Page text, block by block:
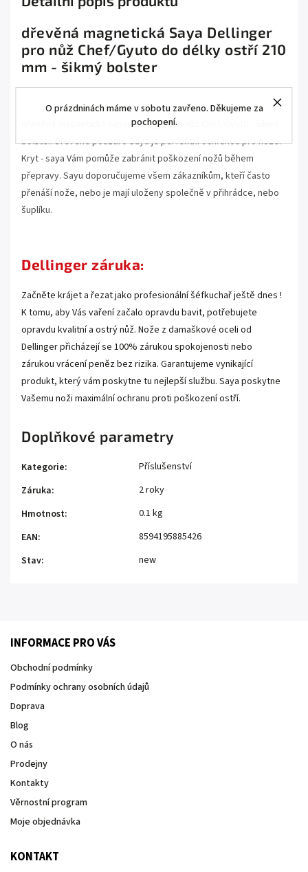
O prázdninách máme v sobotu zavřeno. Děkujeme za
pochopení.
dřevěná magnetická Saya Dellinger
pro nůž Chef/Gyuto do délky ostří 210
mm - šikmý bolster
Saya Dellinger pro nůž Chef/Gyuto - šikmý
bolster. Dřevěné pouzdro Saya je perfektní ochranou pro nože.
Kryt - saya Vám pomůže zabránit poškození nožů během
přepravy. Sayu doporučujeme všem zákazníkům, kteří často
přenáší nože, nebo je mají uloženy společně v přihrádce, nebo
šuplíku.
Dellinger záruka:
Začněte krájet a řezat jako profesionální šéfkuchař ještě dnes !
K tomu, aby Vás vaření začalo opravdu bavit, potřebujete
opravdu kvalitní a ostrý nůž. Nože z damaškové oceli od
Dellinger přicházejí se 100% zárukou spokojenosti nebo
zárukou vrácení peněz bez rizika. Garantujeme vynikající
produkt, který vám poskytne tu nejlepší službu. Saya poskytne
Vašemu noži maximální ochranu proti poškození ostří.
Doplňkové parametry
Kategorie:
Příslušenství
Záruka:
2 roky
Hmotnost:
0.1 kg
EAN:
8594195885426
Stav: new
INFORMACE PRO VÁS
Obchodní podmínky
Podmínky ochrany osobních údajů
Doprava
Blog
O nás
Prodejny
Kontakty
Věrnostní program
Moje objednávka
KONTAKT